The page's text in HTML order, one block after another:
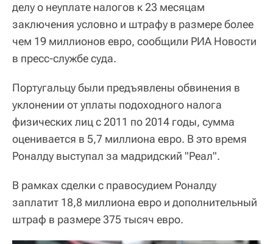
делу о неуплате налогов к 23 месяцам
заключения условно и штрафу в размере более
чем 19 миллионов евро, сообщили РИА Новости
в пресс-службе суда.
Португальцу были предъявлены обвинения в
уклонении от уплаты подоходного налога
физических лиц с 2011 по 2014 годы, сумма
оценивается в 5,7 миллиона евро. В это время
Роналду выступал за мадридский "Реал".
В рамках сделки с правосудием Роналду
заплатит 18,8 миллиона евро и дополнительный
штраф в размере 375 тысяч евро.